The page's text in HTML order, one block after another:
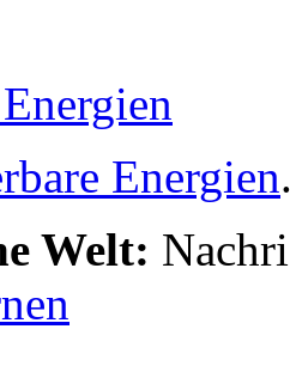
Energien
Welt: